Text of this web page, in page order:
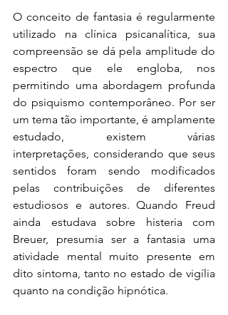
O conceito de fantasia é regularmente
utilizado na clínica psicanalítica, sua
compreensão se dá pela amplitude do
espectro que ele engloba, nos
permitindo uma abordagem profunda
do psiquismo contemporâneo. Por ser
um tema tão importante, é amplamente
estudado, existem várias
interpretações, considerando que seus
sentidos foram sendo modificados
pelas contribuições de diferentes
estudiosos e autores. Quando Freud
ainda estudava sobre histeria com
Breuer, presumia ser a fantasia uma
atividade mental muito presente em
dito sintoma, tanto no estado de vigília
quanto na condição hipnótica.